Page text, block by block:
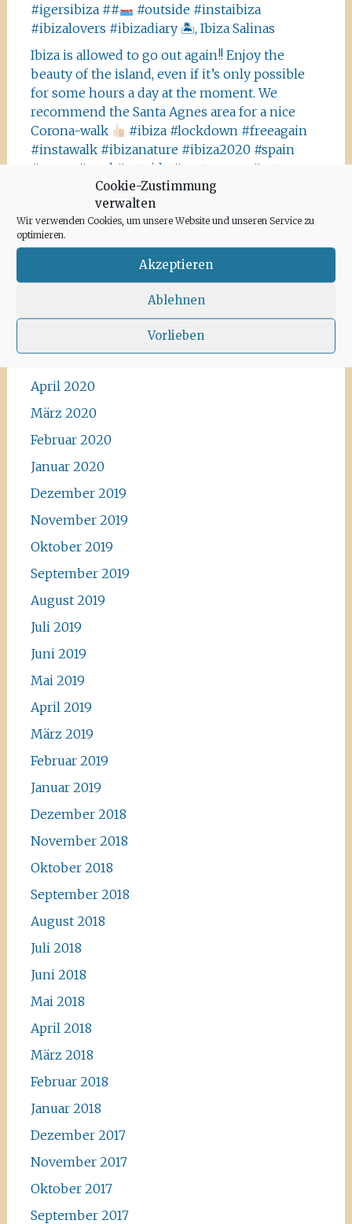
Cookie-Zustimmung
verwalten
Wir verwenden Cookies, um unsere Website und unseren Service zu
optimieren.
Akzeptieren
Ablehnen
Vorlieben
#igersibiza ##
#outside #instaibiza
#ibizalovers #ibizadiary 🏝, Ibiza Salinas
Ibiza is allowed to go out again!! Enjoy the
beauty of the island, even if it’s only possible
for some hours a day at the moment. We
recommend the Santa Agnes area for a nice
Corona-walk
#ibiza #lockdown #freeagain
#instawalk #ibizanature #ibiza2020 #spain
#green #road #outside #santaagnea #nature
#enjoylife #ibizadiary, Santa Agnès de Corona
Mai 2020
April 2020
März 2020
Februar 2020
Januar 2020
Dezember 2019
November 2019
Oktober 2019
September 2019
August 2019
Juli 2019
Juni 2019
Mai 2019
April 2019
März 2019
Februar 2019
Januar 2019
Dezember 2018
November 2018
Oktober 2018
September 2018
August 2018
Juli 2018
Juni 2018
Mai 2018
April 2018
März 2018
Februar 2018
Januar 2018
Dezember 2017
November 2017
Oktober 2017
September 2017